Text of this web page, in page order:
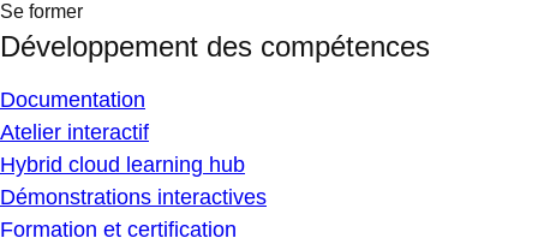
Se former
Développement des compétences
Documentation
Atelier interactif
Hybrid cloud learning hub
Démonstrations interactives
Formation et certification